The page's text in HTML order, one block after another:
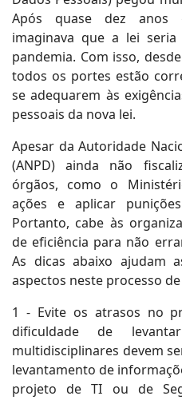
Após quase dez anos
imaginava que a lei
pandemia. Com isso,
todos os portes estão
se adequarem às
pessoais da nova lei.
Apesar da Autoridade
(ANPD) ainda não
órgãos, como o
ações e aplicar
Portanto, cabe às
de eficiência para não
As dicas abaixo ajudam
aspectos neste processo
1 - Evite os atrasos no
dificuldade de
multidisciplinares devem
levantamento de
projeto de TI ou de